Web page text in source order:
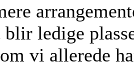
blir ledige
vi allerede